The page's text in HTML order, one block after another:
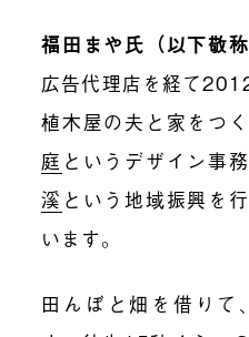
福田まや氏（以下敬称
広告代理店を経て
植木屋の夫と家をつ
庭 というデザイン事務
溪 という地域振興を
います。
田んぼと畑を借りて